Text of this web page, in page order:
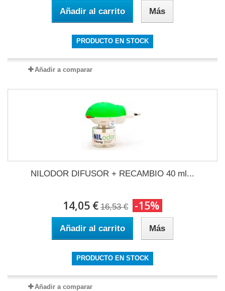
Añadir al carrito Más
PRODUCTO EN STOCK
Añadir a comparar
NILODOR DIFUSOR + RECAMBIO 40 ml...
14,05 € 16,53 € -15%
Añadir al carrito Más
PRODUCTO EN STOCK
Añadir a comparar